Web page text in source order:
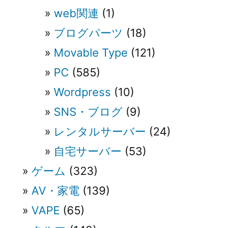
web関連 (1)
ブログパーツ (18)
Movable Type (121)
PC (585)
Wordpress (10)
SNS・ブログ (9)
レンタルサーバー (24)
自宅サーバー (53)
ゲーム (323)
AV・家電 (139)
VAPE (65)